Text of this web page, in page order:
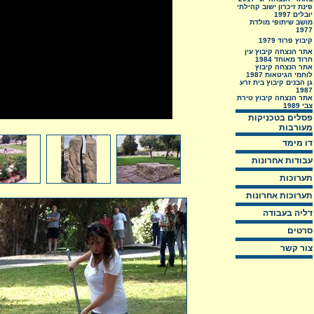
פינת זיכרון ישוב קהילתי
יובלים 1997
מושב שיתופי מולדת
1977
קיבוץ פרוד 1979
אתר הנצחה קיבוץ עין
חרוד מאוחד 1984
אתר הנצחה קיבוץ
לוחמי הגיטאות 1987
גן הבנים קיבוץ בית זרע
1987
אתר הנצחה קיבוץ טירת
צבי 1989
פסלים בטכניקות
מעורבות
דו מימד
עבודות אחרונות
תערוכות
תערוכות אחרונות
דליה בעבודה
סרטים
צור קשר